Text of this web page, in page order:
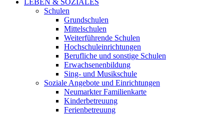
LEBEN & SOZIALES
Schulen
Grundschulen
Mittelschulen
Weiterführende Schulen
Hochschuleinrichtungen
Berufliche und sonstige Schulen
Erwachsenenbildung
Sing- und Musikschule
Soziale Angebote und Einrichtungen
Neumarkter Familienkarte
Kinderbetreuung
Ferienbetreuung